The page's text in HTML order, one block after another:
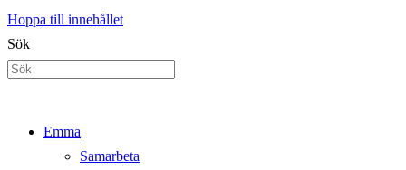
Hoppa till innehållet
Sök
Emma
Samarbeta